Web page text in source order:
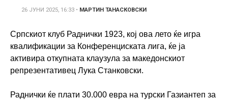
26 ЈУНИ 2025, 16:33 • МАРТИН ТАНАСКОВСКИ
Српскиот клуб Раднички 1923, кој ова лето ќе игра
квалификации за Конференциската лига, ќе ја
активира откупната клаузула за македонскиот
репрезентативец Лука Станковски.
Раднички ќе плати 30.000 евра на турски Газиантеп за